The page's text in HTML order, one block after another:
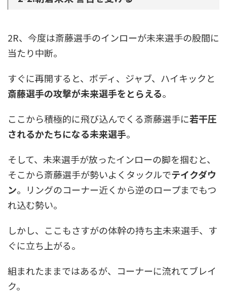
2R、今度は斎藤選手のインローが未来選手の股間に
当たり中断。
すぐに再開すると、ボディ、ジャブ、ハイキックと
斎藤選手の攻撃が未来選手をとらえる。
ここから積極的に飛び込んでくる斎藤選手に若干圧
されるかたちになる未来選手。
そして、未来選手が放ったインローの脚を掴むと、
そこから斎藤選手が勢いよくタックルでテイクダウ
ン。リングのコーナー近くから逆のロープまでもつ
れ込む勢い。
しかし、ここもさすがの体幹の持ち主未来選手、す
ぐに立ち上がる。
組まれたままではあるが、コーナーに流れてブレイ
ク。